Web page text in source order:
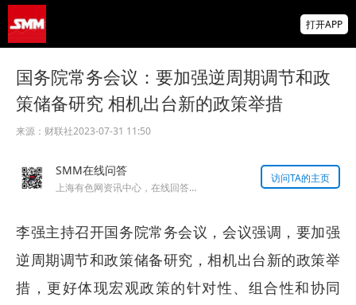
降5.5%铝材出口增16.7%
爆冷！美国7月非农就业人数意外减少2.3万
前两月就业下修10.3万人
打开APP
国务院常务会议：要加强逆周期调节和政
策储备研究 相机出台新的政策举措
来源： 财联社2023-07-31 11:50
SMM在线问答
上海有色网资讯中心，在线回答您的提问！
访问TA的主页
李强主持召开国务院常务会议，会议强调，要加强
逆周期调节和政策储备研究，相机出台新的政策举
措，更好体现宏观政策的针对性、组合性和协同